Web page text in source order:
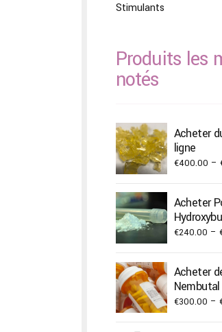
Stimulants
Produits les
notés
Acheter
ligne
€400.00 –
Acheter
€240.00 –
Acheter
€300.00 –